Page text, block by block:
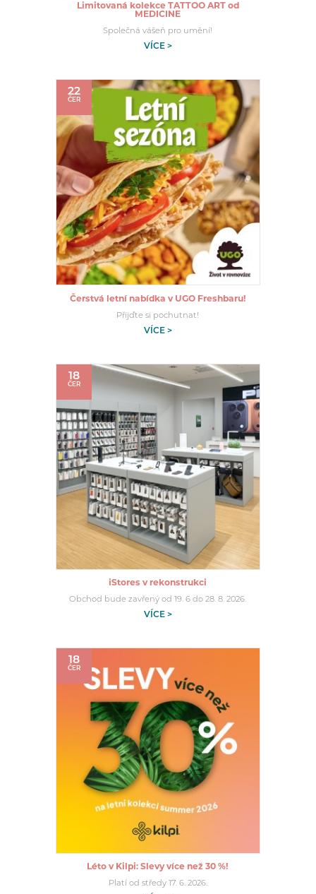
Limitovaná kolekce TATTOO ART od
MEDICINE
Společná vášeň pro umění!
VÍCE >
22
ČER
Čerstvá letní nabídka v UGO Freshbaru!
Přijďte si pochutnat!
VÍCE >
18
ČER
iStores v rekonstrukci
Obchod bude zavřený od 19. 6 do 28. 8. 2026.
VÍCE >
18
ČER
Léto v Kilpi: Slevy více než 30 %!
Platí od středy 17. 6. 2026.